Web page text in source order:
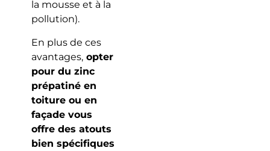
la mousse et à la
pollution).
En plus de ces
avantages,opter
pour du zinc
prépatiné en
toiture ou en
façade vous
offre des atouts
bien spécifiques